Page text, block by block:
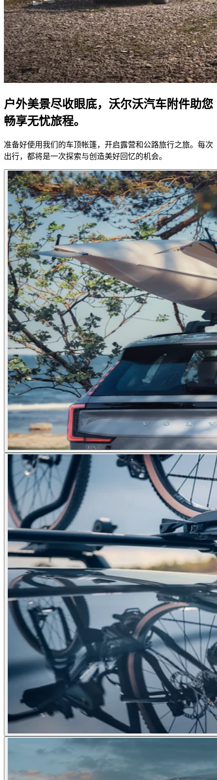
户外美景尽收眼底，沃尔沃汽车附件助您
畅享无忧旅程。
准备好使用我们的车顶帐篷，开启露营和公路旅行之旅。每次
出行，都将是一次探索与创造美好回忆的机会。